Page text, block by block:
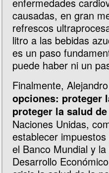
causadas, en gran
refrescos
litro a las bebidas
es un paso
puede haber ni un
Finalmente,
opciones: proteger
proteger la salud
Naciones Unidas,
establecer
el Banco Mundial y
Desarrollo